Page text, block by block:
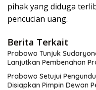
pihak yang diduga
pencucian uang.
Berita Terkait
Prabowo Tunjuk
Lanjutkan Pembenahan
Prabowo Setujui
Disiapkan Pimpin Dewan